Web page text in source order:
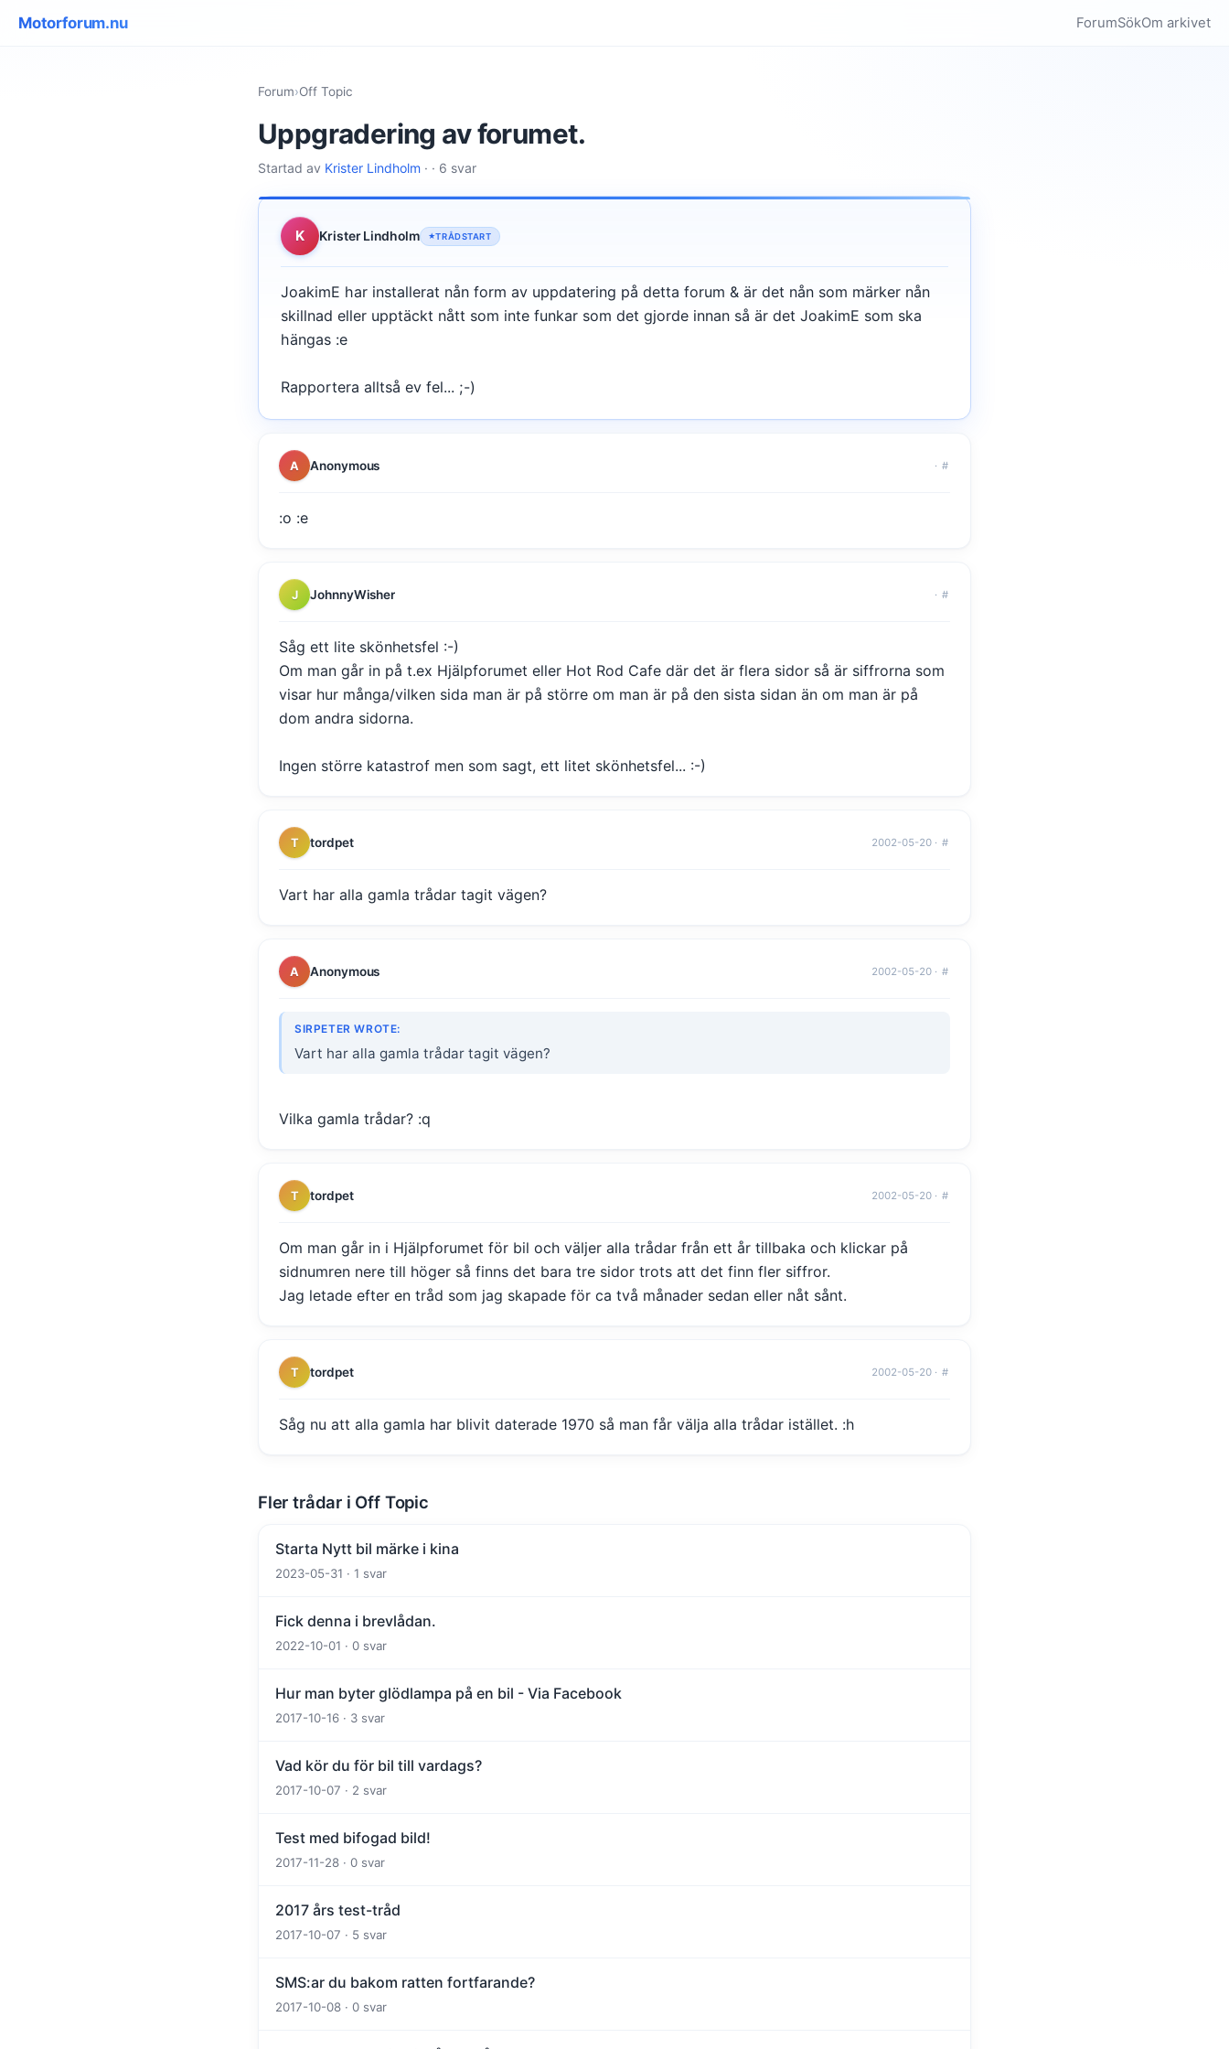
Motorforum.nu ForumSökOm arkivet
Forum›Off Topic
Uppgradering av forumet.
Startad av Krister Lindholm · · 6 svar
K Krister Lindholm TRÅDSTART
JoakimE har installerat nån form av uppdatering på detta forum & är det nån som märker nån
skillnad eller upptäckt nått som inte funkar som det gjorde innan så är det JoakimE som ska
hängas :e
Rapportera alltså ev fel... ;-)
A Anonymous · #
:o :e
J JohnnyWisher · #
Såg ett lite skönhetsfel :-)
Om man går in på t.ex Hjälpforumet eller Hot Rod Cafe där det är flera sidor så är siffrorna som
visar hur många/vilken sida man är på större om man är på den sista sidan än om man är på
dom andra sidorna.
Ingen större katastrof men som sagt, ett litet skönhetsfel... :-)
T tordpet 2002-05-20 · #
Vart har alla gamla trådar tagit vägen?
A Anonymous 2002-05-20 · #
SIRPETER WROTE:
Vart har alla gamla trådar tagit vägen?
Vilka gamla trådar? :q
T tordpet 2002-05-20 · #
Om man går in i Hjälpforumet för bil och väljer alla trådar från ett år tillbaka och klickar på
sidnumren nere till höger så finns det bara tre sidor trots att det finn fler siffror.
Jag letade efter en tråd som jag skapade för ca två månader sedan eller nåt sånt.
T tordpet 2002-05-20 · #
Såg nu att alla gamla har blivit daterade 1970 så man får välja alla trådar istället. :h
Fler trådar i Off Topic
Starta Nytt bil märke i kina
2023-05-31 · 1 svar
Fick denna i brevlådan.
2022-10-01 · 0 svar
Hur man byter glödlampa på en bil - Via Facebook
2017-10-16 · 3 svar
Vad kör du för bil till vardags?
2017-10-07 · 2 svar
Test med bifogad bild!
2017-11-28 · 0 svar
2017 års test-tråd
2017-10-07 · 5 svar
SMS:ar du bakom ratten fortfarande?
2017-10-08 · 0 svar